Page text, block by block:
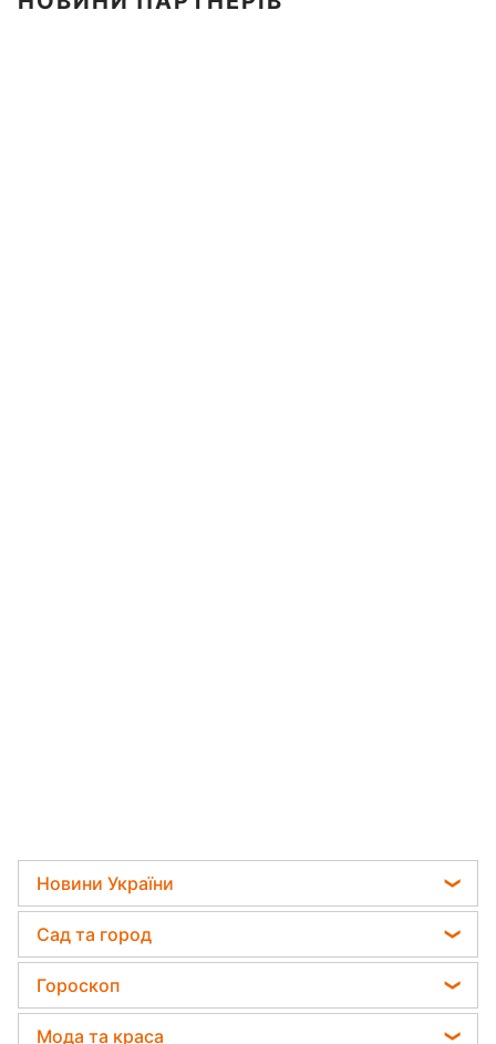
Не тільки сучасні кордони: на
яких землях жили українці 500
років тому
Юрій Берендій